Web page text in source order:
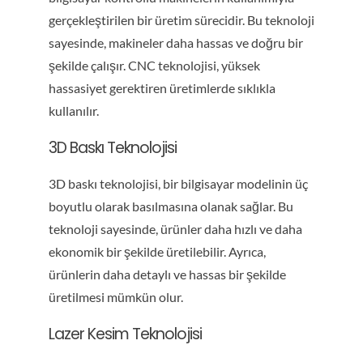
gerçekleştirilen bir üretim sürecidir. Bu teknoloji
sayesinde, makineler daha hassas ve doğru bir
şekilde çalışır. CNC teknolojisi, yüksek
hassasiyet gerektiren üretimlerde sıklıkla
kullanılır.
3D Baskı Teknolojisi
3D baskı teknolojisi, bir bilgisayar modelinin üç
boyutlu olarak basılmasına olanak sağlar. Bu
teknoloji sayesinde, ürünler daha hızlı ve daha
ekonomik bir şekilde üretilebilir. Ayrıca,
ürünlerin daha detaylı ve hassas bir şekilde
üretilmesi mümkün olur.
Lazer Kesim Teknolojisi